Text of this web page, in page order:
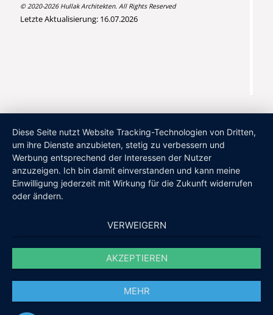
© 2020-2026 Hullak Architekten. All Rights Reserved
Letzte Aktualisierung: 16.07.2026
Diese Seite nutzt Website Tracking-Technologien von Dritten,
um ihre Dienste anzubieten, stetig zu verbessern und
Werbung entsprechend der Interessen der Nutzer
anzuzeigen. Ich bin damit einverstanden und kann meine
Einwilligung jederzeit mit Wirkung für die Zukunft widerrufen
oder ändern.
VERWEIGERN
AKZEPTIEREN
MEHR